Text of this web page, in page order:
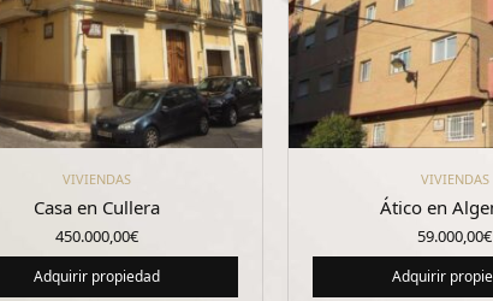
VIVIENDAS
Casa en Cullera
450.000,00€
Adquirir propiedad
VIVIENDAS
Ático en
59.000,00€
Adquirir